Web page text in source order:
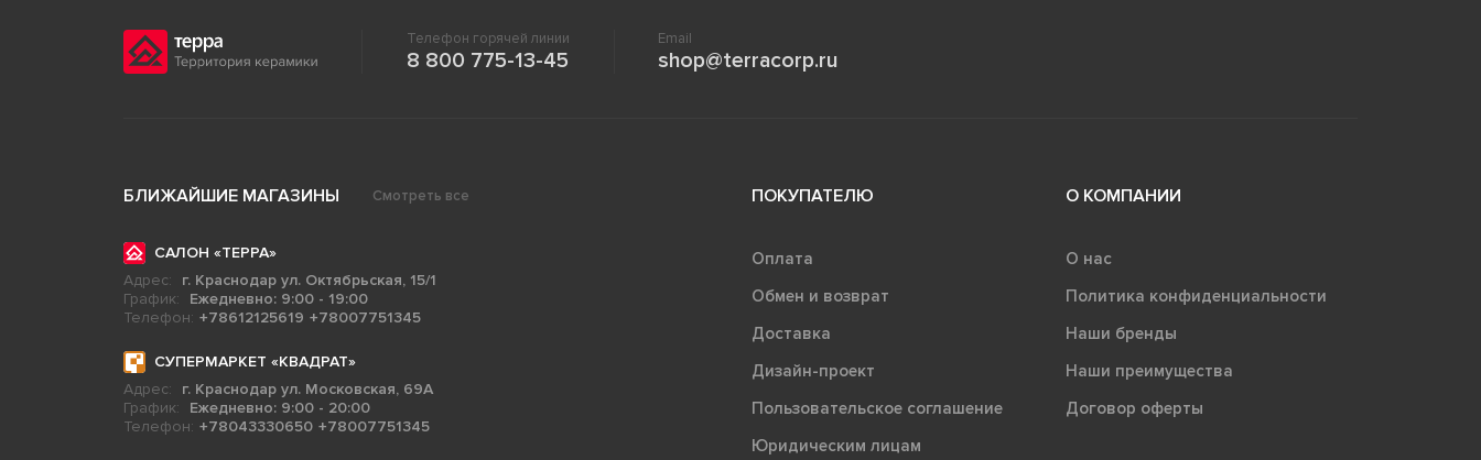
Телефон горячей линии
8 800 775-13-45
Email
shop@terracorp.ru
БЛИЖАЙШИЕ МАГАЗИНЫ Смотреть все
САЛОН «ТЕРРА»
Адрес:
г. Краснодар ул. Октябрьская, 15/1
График:
Ежедневно: 9:00 - 19:00
Телефон: +78612125619 +78007751345
СУПЕРМАРКЕТ «КВАДРАТ»
Адрес:
г. Краснодар ул. Московская, 69А
График:
Ежедневно: 9:00 - 20:00
Телефон: +78043330650 +78007751345
ПОКУПАТЕЛЮ
Оплата
Обмен и возврат
Доставка
Дизайн-проект
Пользовательское соглашение
Юридическим лицам
О КОМПАНИИ
О нас
Политика конфиденциальности
Наши бренды
Наши преимущества
Договор оферты